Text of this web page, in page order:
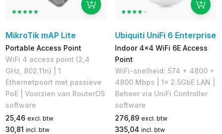
MikroTik mAP Lite
Portable Access Point
WiFi 4 access point (2,4
GHz, 802.11n) | 1
Ethernetpoort met passieve
PoE | ​Voorzien van RouterOS
software
25,46 excl. btw
30,81 incl. btw
Ubiquiti UniFi 6 Enterprise
Indoor 4x4 WiFi 6E Access
Point
WiFi-snelheid: 574 + 4800 +
4800 Mbps | 1x 2.5GbE LAN |
Beheer via UniFi Controller
software
276,89 excl. btw
335,04 incl. btw